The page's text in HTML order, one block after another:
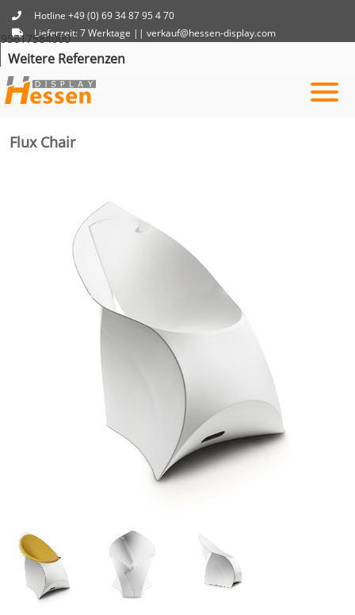
Hotline +49 (0) 69 34 87 95 4 70
Lieferzeit: 7 Werktage || verkauf@hessen-display.com
Mo - Fr von 09:00 bis 18:00 Uhr
Flux Chair
95617584000
Weitere Referenzen